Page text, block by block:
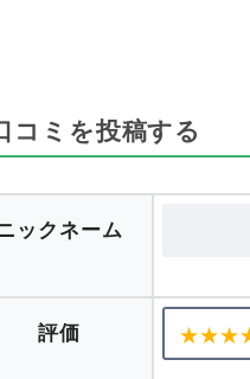
口コミを投稿する
ニックネーム